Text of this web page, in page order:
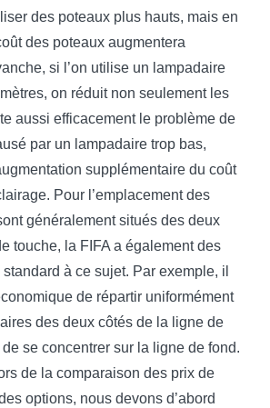
des poteaux plus hauts, mais en
des poteaux augmentera
si l’on utilise un lampadaire
on réduit non seulement les
aussi efficacement le problème de
par un lampadaire trop bas,
supplémentaire du coût
Pour l’emplacement des
généralement situés des deux
touche, la FIFA a également des
à ce sujet. Par exemple, il
de répartir uniformément
des deux côtés de la ligne de
se concentrer sur la ligne de fond.
de la comparaison des prix ​​​​de
options, nous devons d’abord